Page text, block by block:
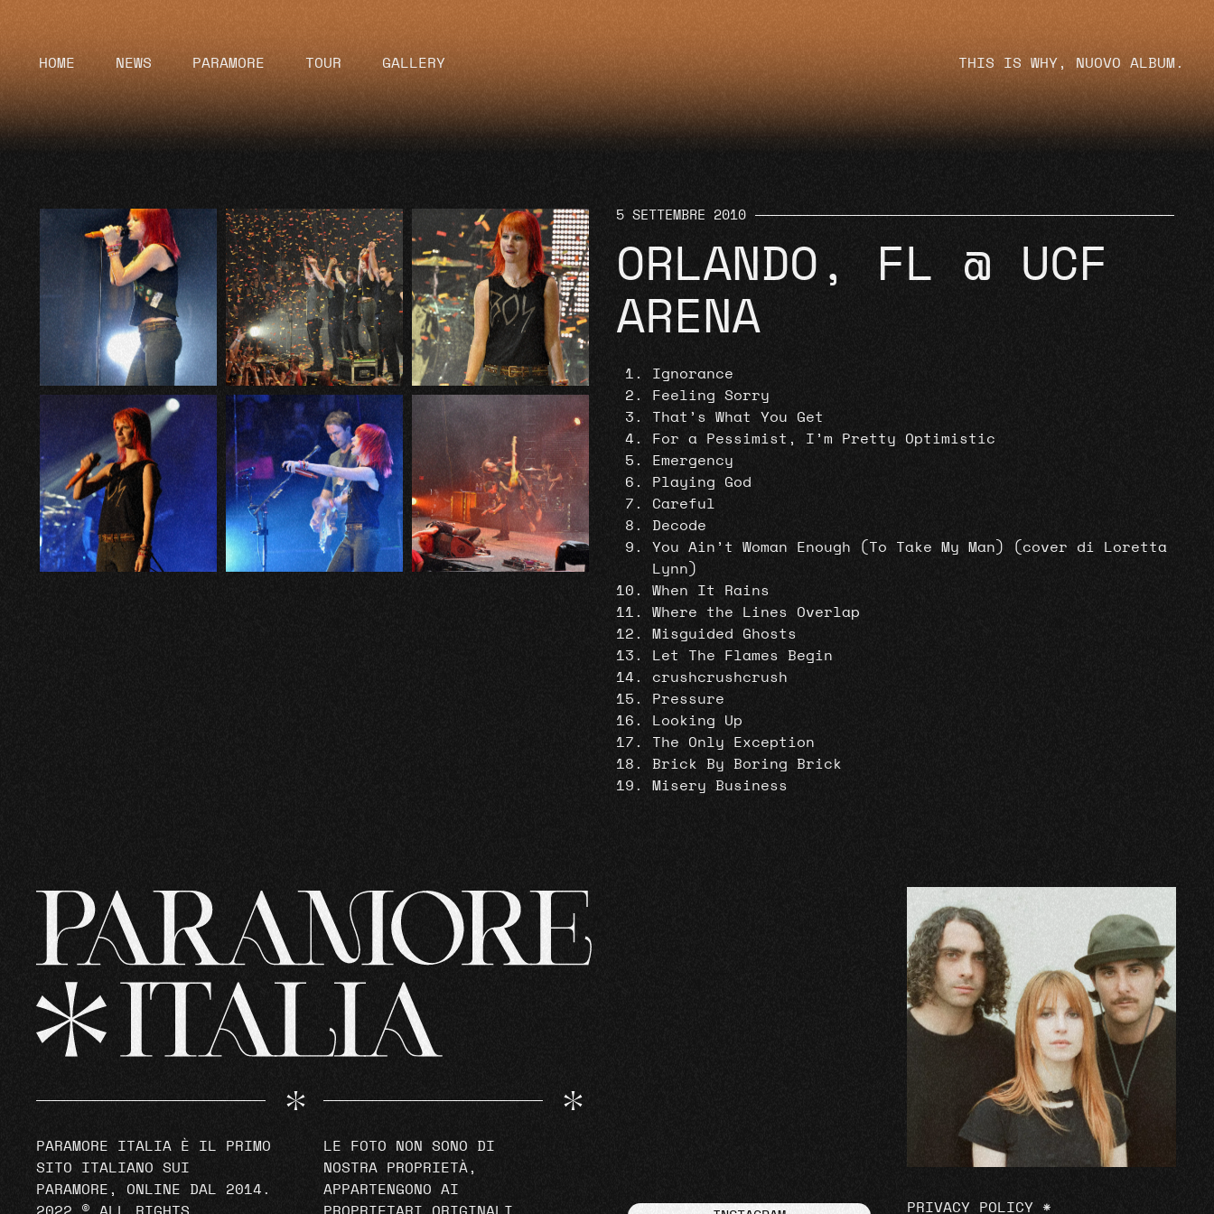
HOME NEWS PARAMORE TOUR GALLERY THIS IS WHY, NUOVO ALBUM.
5 SETTEMBRE 2010
ORLANDO, FL @ UCF
ARENA
Ignorance
Feeling Sorry
That’s What You Get
For a Pessimist, I’m Pretty Optimistic
Emergency
Playing God
Careful
Decode
You Ain’t Woman Enough (To Take My Man) (cover di Loretta
Lynn)
When It Rains
Where the Lines Overlap
Misguided Ghosts
Let The Flames Begin
crushcrushcrush
Pressure
Looking Up
The Only Exception
Brick By Boring Brick
Misery Business
PARAMORE ITALIA È IL PRIMO
SITO ITALIANO SUI
PARAMORE, ONLINE DAL 2014.
2022 © ALL RIGHTS
LE FOTO NON SONO DI
NOSTRA PROPRIETÀ,
APPARTENGONO AI
PROPRIETARI ORIGINALI.
PRIVACY POLICY *